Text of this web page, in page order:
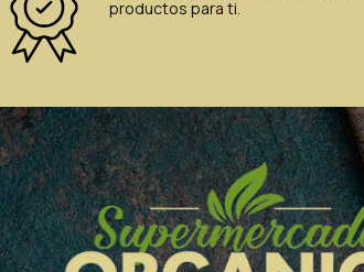
productos para ti.